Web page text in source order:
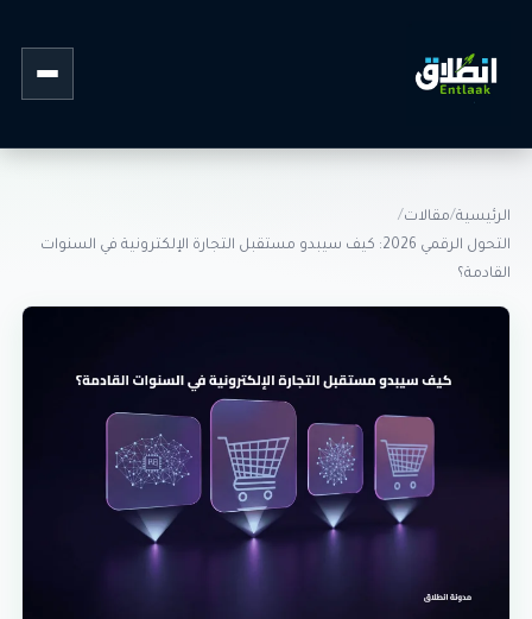
القائمة
الرئيسية/مقالات/
التحول الرقمي 2026: كيف سيبدو مستقبل التجارة الإلكترونية في السنوات
القادمة؟